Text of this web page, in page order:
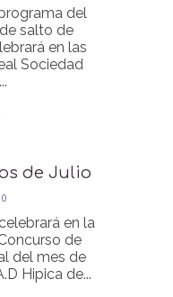
del
salto de
en las
Sociedad
de Julio
0
en la
de
del mes de
Hipica de...